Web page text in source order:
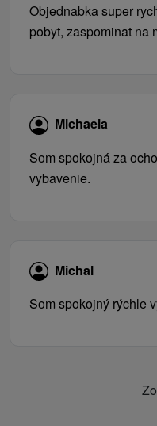
Objednabka super
pobyt, zaspominat na
Michaela
Som spokojná za
vybavenie.
Michal
Som spokojný rýchle